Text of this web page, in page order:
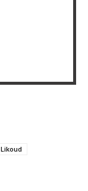
Likoud